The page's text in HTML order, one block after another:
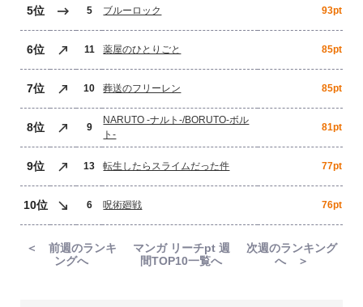
5位 5 ブルーロック 93pt
6位 11 薬屋のひとりごと 85pt
7位 10 葬送のフリーレン 85pt
8位 9
NARUTO -ナルト-/BORUTO-ボル
ト-
81pt
9位 13 転生したらスライムだった件 77pt
10位 6 呪術廻戦 76pt
＜ 前週のランキ
ングへ
マンガ リーチpt 週
間TOP10一覧へ
次週のランキング
へ ＞